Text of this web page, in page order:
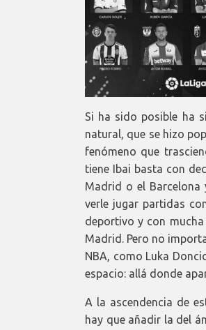
Si ha sido posible ha
natural, que se hizo
fenómeno que
tiene Ibai basta con
Madrid o el Barcelona
verle jugar partidas
deportivo y con
Madrid. Pero no
NBA, como Luka
espacio: allá donde
A la ascendencia de
hay que añadir la del